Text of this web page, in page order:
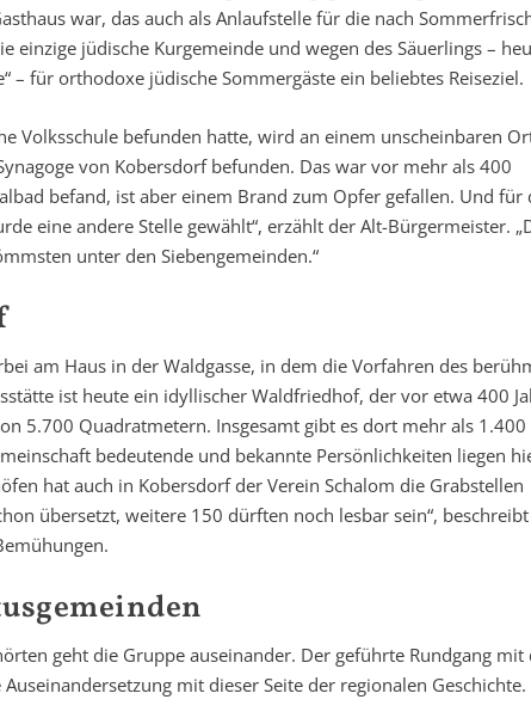
war, das auch als Anlaufstelle für die nach
einzige jüdische Kurgemeinde und wegen des Säuerlings –
– für orthodoxe jüdische Sommergäste ein beliebtes Reiseziel.
Volksschule befunden hatte, wird an einem unscheinbaren
von Kobersdorf befunden. Das war vor mehr als 400
befand, ist aber einem Brand zum Opfer gefallen. Und für
eine andere Stelle gewählt“, erzählt der Alt-Bürgermeister.
unter den Siebengemeinden.“
am Haus in der Waldgasse, in dem die Vorfahren des
ist heute ein idyllischer Waldfriedhof, der vor etwa 400
5.700 Quadratmetern. Insgesamt gibt es dort mehr als 1.400
bedeutende und bekannte Persönlichkeiten liegen
hat auch in Kobersdorf der Verein Schalom die Grabstellen
übersetzt, weitere 150 dürften noch lesbar sein“, beschreibt
geht die Gruppe auseinander. Der geführte Rundgang mit
mit dieser Seite der regionalen Geschichte.